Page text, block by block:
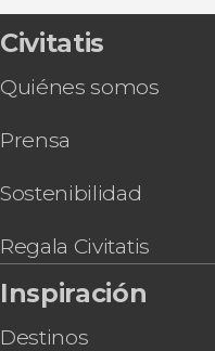
Civitatis
Quiénes somos
Prensa
Sostenibilidad
Regala Civitatis
Inspiración
Destinos